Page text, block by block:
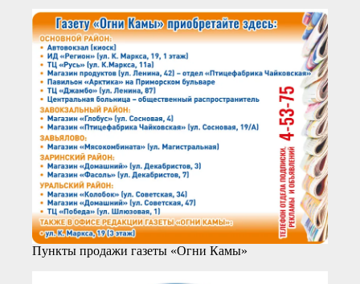
Пункты продажи газеты «Огни Камы»